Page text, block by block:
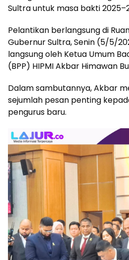
Sultra untuk masa bakti
Pelantikan berlangsung di
Gubernur Sultra, Senin (5/5/
langsung oleh Ketua Umum
(BPP) HIPMI Akbar Himawan
Dalam sambutannya, Akbar
sejumlah pesan penting
pengurus baru.